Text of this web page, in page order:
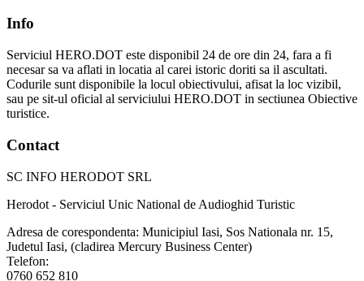
Info
Serviciul HERO.DOT este disponibil 24 de ore din 24, fara a fi
necesar sa va aflati in locatia al carei istoric doriti sa il ascultati.
Codurile sunt disponibile la locul obiectivului, afisat la loc vizibil,
sau pe sit-ul oficial al serviciului HERO.DOT in sectiunea Obiective
turistice.
Contact
SC INFO HERODOT SRL
Herodot - Serviciul Unic National de Audioghid Turistic
Adresa de corespondenta: Municipiul Iasi, Sos Nationala nr. 15,
Judetul Iasi, (cladirea Mercury Business Center)
Telefon:
0760 652 810